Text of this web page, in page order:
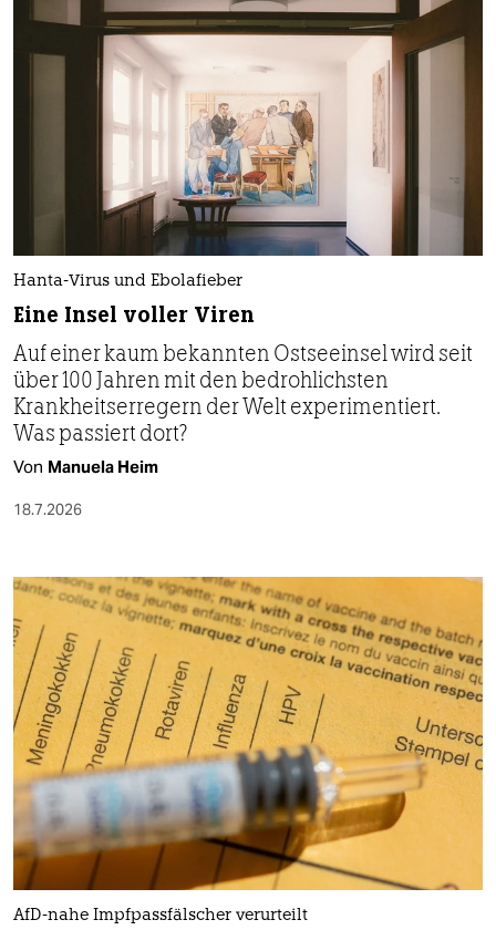
Hanta-Virus und Ebolafieber
Eine Insel voller Viren
Auf einer kaum bekannten Ostseeinsel wird seit
über 100 Jahren mit den bedrohlichsten
Krankheitserregern der Welt experimentiert.
Was passiert dort?
Von Manuela Heim
18.7.2026
AfD-nahe Impfpassfälscher verurteilt